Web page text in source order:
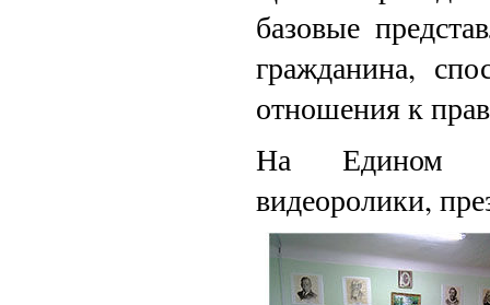
базовые
гражданина,
отношения к
На Едином
видеоролики,